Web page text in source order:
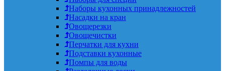
Наборы кухонных принадлежностей
Насадки на кран
Овощерезки
Овощечистки
Перчатки для кухни
Подставки кухонные
Помпы для воды